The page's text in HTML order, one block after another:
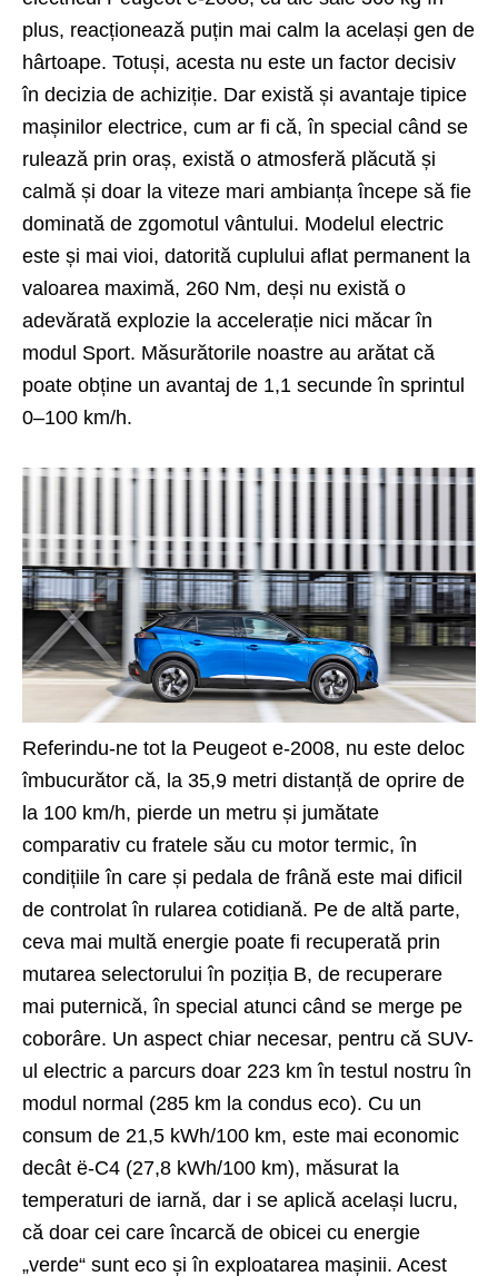
plus, reacționează puțin mai calm la același gen de
hârtoape. Totuși, acesta nu este un factor decisiv
în decizia de achiziție. Dar există și avantaje tipice
mașinilor electrice, cum ar fi că, în special când se
rulează prin oraș, există o atmosferă plăcută și
calmă și doar la viteze mari ambianța începe să fie
dominată de zgomotul vântului. Modelul electric
este și mai vioi, datorită cuplului aflat permanent la
valoarea maximă, 260 Nm, deși nu există o
adevărată explozie la accelerație nici măcar în
modul Sport. Măsurătorile noastre au arătat că
poate obține un avantaj de 1,1 secunde în sprintul
0–100 km/h.
Referindu-ne tot la Peugeot e-2008, nu este deloc
îmbucurător că, la 35,9 metri distanță de oprire de
la 100 km/h, pierde un metru și jumătate
comparativ cu fratele său cu motor termic, în
condițiile în care și pedala de frână este mai dificil
de controlat în rularea cotidiană. Pe de altă parte,
ceva mai multă energie poate fi recuperată prin
mutarea selectorului în poziția B, de recuperare
mai puternică, în special atunci când se merge pe
coborâre. Un aspect chiar necesar, pentru că SUV-
ul electric a parcurs doar 223 km în testul nostru în
modul normal (285 km la condus eco). Cu un
consum de 21,5 kWh/100 km, este mai economic
decât ë-C4 (27,8 kWh/100 km), măsurat la
temperaturi de iarnă, dar i se aplică același lucru,
că doar cei care încarcă de obicei cu energie
„verde“ sunt eco și în exploatarea mașinii. Acest